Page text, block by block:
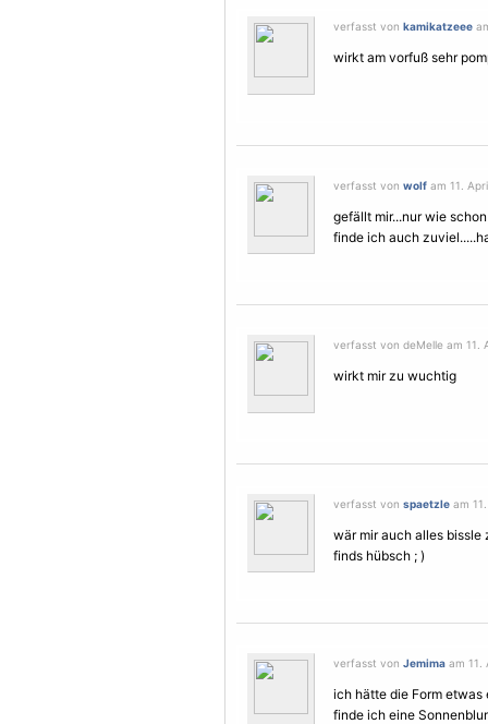
verfasst von kamikatzeee
wirkt am vorfuß sehr
verfasst von wolf am 11.
gefällt mir...nur wie
finde ich auch
verfasst von deMelle am 11.
wirkt mir zu wuchtig
verfasst von spaetzle am
wär mir auch alles bissle
finds hübsch ; )
verfasst von Jemima am 11.
ich hätte die Form etwas
finde ich eine